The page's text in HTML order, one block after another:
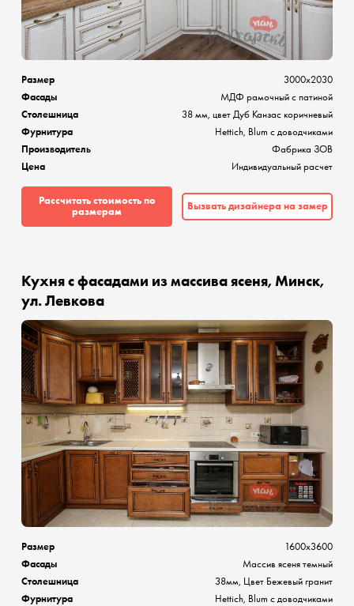
Размер
3000х2030
Фасады
МДФ рамочный с патиной
Столешница
38 мм, цвет Дуб Канзас коричневый
Фурнитура
Hettich, Blum с доводчиками
Производитель
Фабрика ЗОВ
Цена
Индивидуальный расчет
Рассчитать стоимость по
размерам
Вызвать дизайнера на замер
Кухня с фасадами из массива ясеня, Минск,
ул. Левкова
Размер
1600х3600
Фасады
Массив ясеня темный
Столешница
38мм, Цвет Бежевый гранит
Фурнитура
Hettich, Blum с доводчиками